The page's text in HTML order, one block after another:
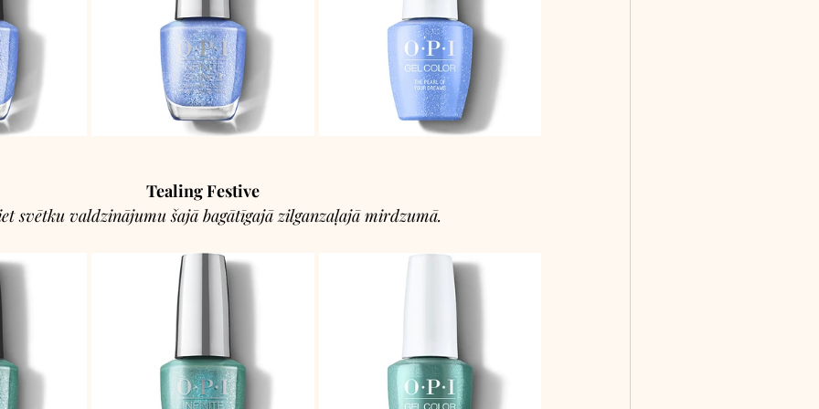
Tealing Festive
svētku valdzinājumu šajā bagātīgajā zilganzaļajā mirdzumā.